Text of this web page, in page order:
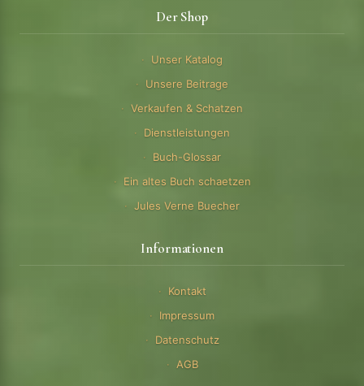
Der Shop
Unser Katalog
Unsere Beitrage
Verkaufen & Schatzen
Dienstleistungen
Buch-Glossar
Ein altes Buch schaetzen
Jules Verne Buecher
Informationen
Kontakt
Impressum
Datenschutz
AGB